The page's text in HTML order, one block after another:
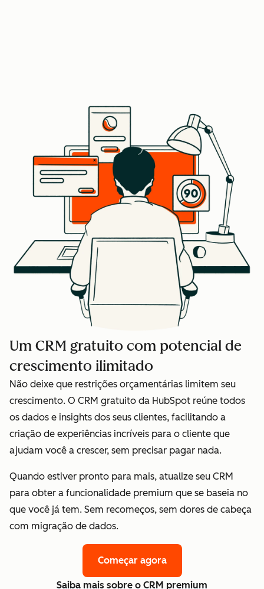
Um CRM gratuito com potencial de
crescimento ilimitado
Não deixe que restrições orçamentárias limitem seu
crescimento. O CRM gratuito da HubSpot reúne todos
os dados e insights dos seus clientes, facilitando a
criação de experiências incríveis para o cliente que
ajudam você a crescer, sem precisar pagar nada.
Quando estiver pronto para mais, atualize seu CRM
para obter a funcionalidade premium que se baseia no
que você já tem. Sem recomeços, sem dores de cabeça
com migração de dados.
Começar agora
Saiba mais sobre o CRM premium